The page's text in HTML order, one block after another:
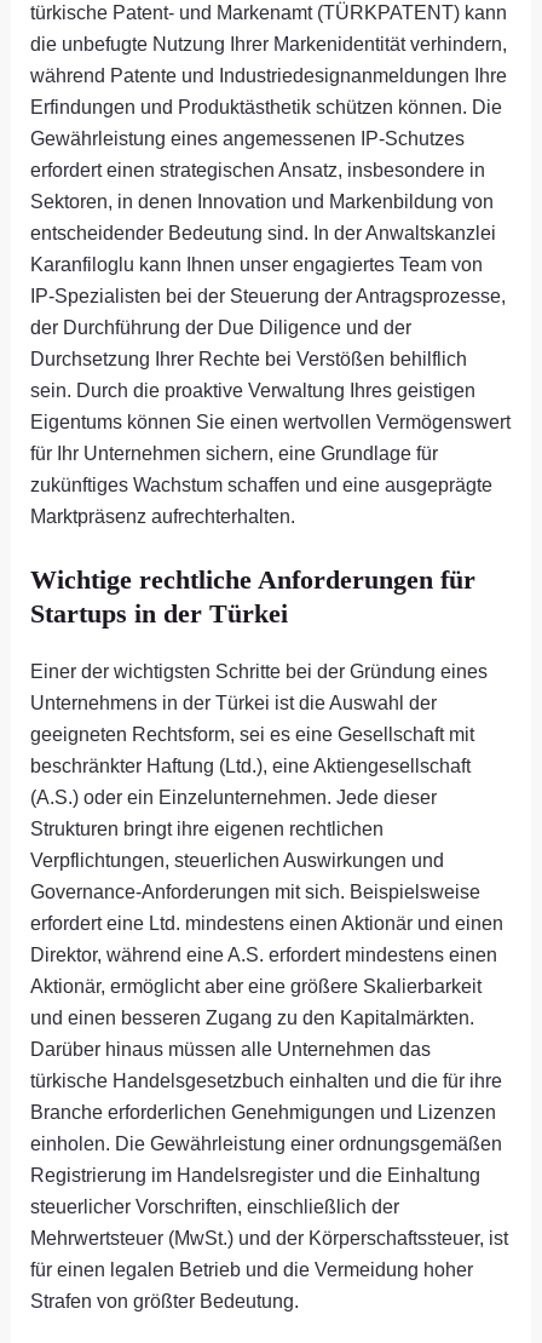
türkische Patent- und Markenamt (TÜRKPATENT) kann
die unbefugte Nutzung Ihrer Markenidentität verhindern,
während Patente und Industriedesignanmeldungen Ihre
Erfindungen und Produktästhetik schützen können. Die
Gewährleistung eines angemessenen IP-Schutzes
erfordert einen strategischen Ansatz, insbesondere in
Sektoren, in denen Innovation und Markenbildung von
entscheidender Bedeutung sind. In der Anwaltskanzlei
Karanfiloglu kann Ihnen unser engagiertes Team von
IP-Spezialisten bei der Steuerung der Antragsprozesse,
der Durchführung der Due Diligence und der
Durchsetzung Ihrer Rechte bei Verstößen behilflich
sein. Durch die proaktive Verwaltung Ihres geistigen
Eigentums können Sie einen wertvollen Vermögenswert
für Ihr Unternehmen sichern, eine Grundlage für
zukünftiges Wachstum schaffen und eine ausgeprägte
Marktpräsenz aufrechterhalten.
Wichtige rechtliche Anforderungen für
Startups in der Türkei
Einer der wichtigsten Schritte bei der Gründung eines
Unternehmens in der Türkei ist die Auswahl der
geeigneten Rechtsform, sei es eine Gesellschaft mit
beschränkter Haftung (Ltd.), eine Aktiengesellschaft
(A.S.) oder ein Einzelunternehmen. Jede dieser
Strukturen bringt ihre eigenen rechtlichen
Verpflichtungen, steuerlichen Auswirkungen und
Governance-Anforderungen mit sich. Beispielsweise
erfordert eine Ltd. mindestens einen Aktionär und einen
Direktor, während eine A.S. erfordert mindestens einen
Aktionär, ermöglicht aber eine größere Skalierbarkeit
und einen besseren Zugang zu den Kapitalmärkten.
Darüber hinaus müssen alle Unternehmen das
türkische Handelsgesetzbuch einhalten und die für ihre
Branche erforderlichen Genehmigungen und Lizenzen
einholen. Die Gewährleistung einer ordnungsgemäßen
Registrierung im Handelsregister und die Einhaltung
steuerlicher Vorschriften, einschließlich der
Mehrwertsteuer (MwSt.) und der Körperschaftssteuer, ist
für einen legalen Betrieb und die Vermeidung hoher
Strafen von größter Bedeutung.